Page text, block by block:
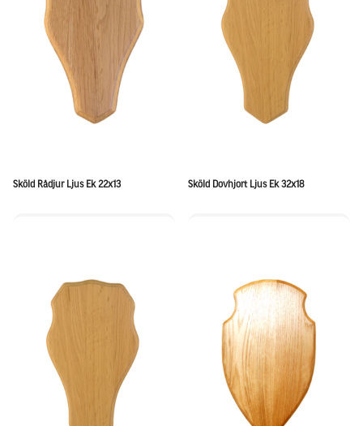
Sköld Rådjur Ljus Ek 22x13 Sköld Dovhjort Ljus Ek 32x18